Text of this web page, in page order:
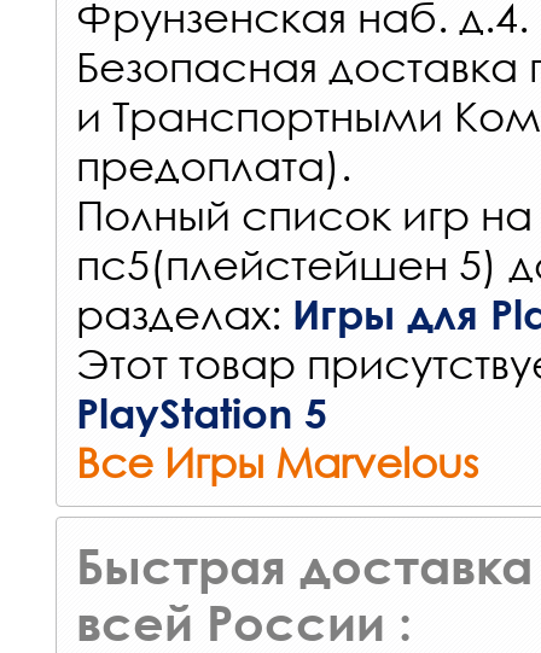
Фрунзенская наб. д.4.
Безопасная
и Транспортными
предоплата).
Полный список игр на
пс5(плейстейшен 5)
разделах: Игры для
Этот товар
PlayStation 5
Все Игры Marvelous
Быстрая доставка
всей России :